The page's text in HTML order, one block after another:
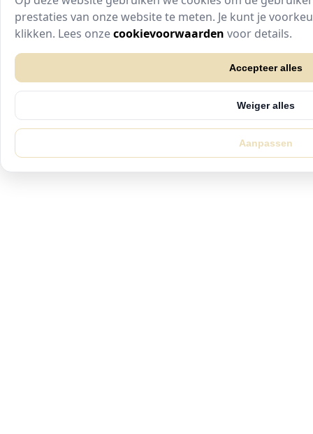
prestaties van onze website te meten. Je kunt je
klikken. Lees onzecookievoorwaarden voor details.
Accepteer alles
Weiger alles
Aanpassen